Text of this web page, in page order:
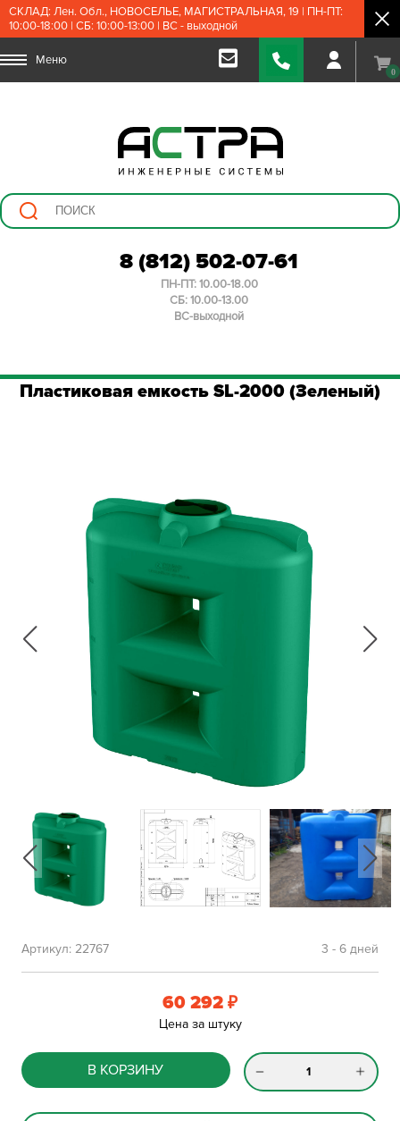
СКЛАД: Лен. Обл., НОВОСЕЛЬЕ, МАГИСТРАЛЬНАЯ, 19 | ПН-ПТ:
10:00-18:00 | СБ: 10:00-13:00 | ВС - выходной
Меню
0
8 (812) 502-07-61
ПН-ПТ: 10.00-18.00
СБ: 10.00-13.00
ВС-выходной
Пластиковая емкость SL-2000 (Зеленый)
3 - 6 дней
Артикул: 22767
60 292 ₽
Цена за штуку
В КОРЗИНУ